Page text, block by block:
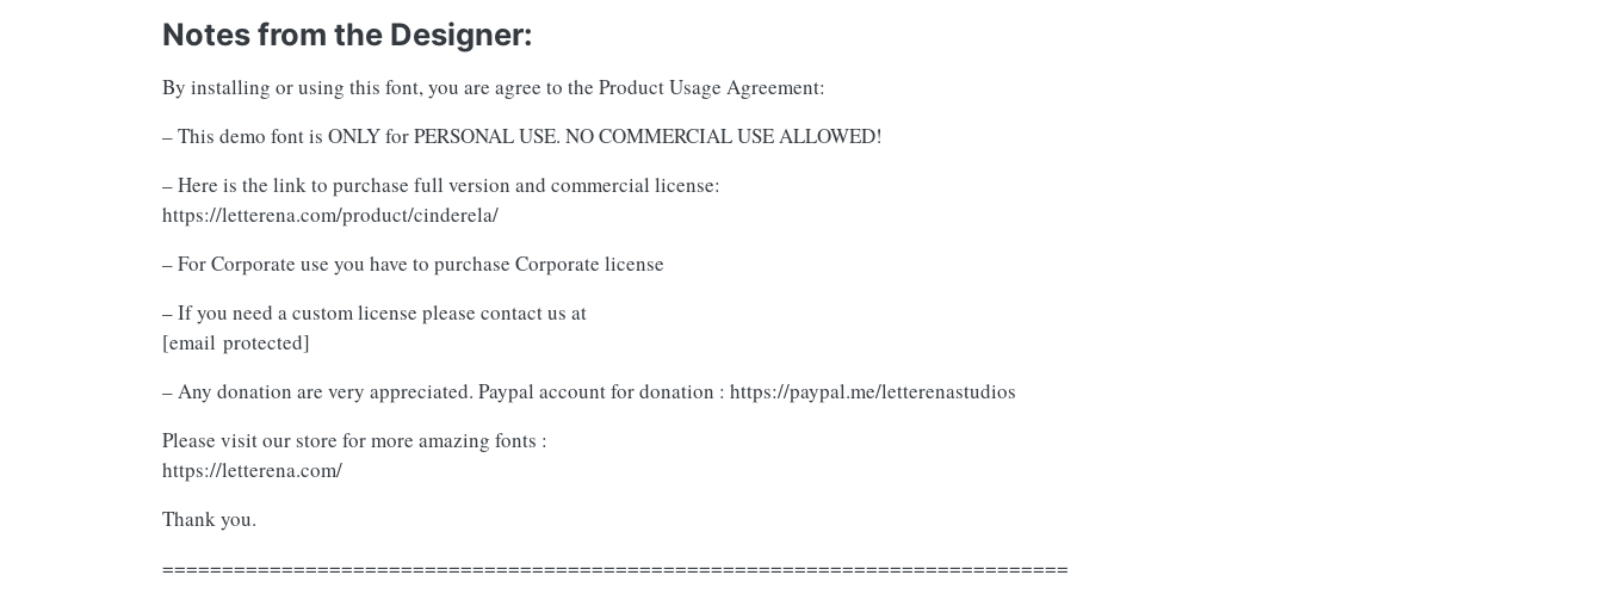
Notes from the Designer:
By installing or using this font, you are agree to the Product Usage Agreement:
– This demo font is ONLY for PERSONAL USE. NO COMMERCIAL USE ALLOWED!
– Here is the link to purchase full version and commercial license:
https://letterena.com/product/cinderela/
– For Corporate use you have to purchase Corporate license
– If you need a custom license please contact us at
[email protected]
– Any donation are very appreciated. Paypal account for donation : https://paypal.me/letterenastudios
Please visit our store for more amazing fonts :
https://letterena.com/
Thank you.
============================================================================